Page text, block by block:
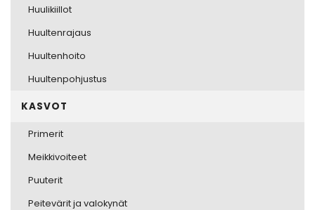
Huulikiillot
Huultenrajaus
Huultenhoito
Huultenpohjustus
KASVOT
Primerit
Meikkivoiteet
Puuterit
Peitevärit ja valokynät